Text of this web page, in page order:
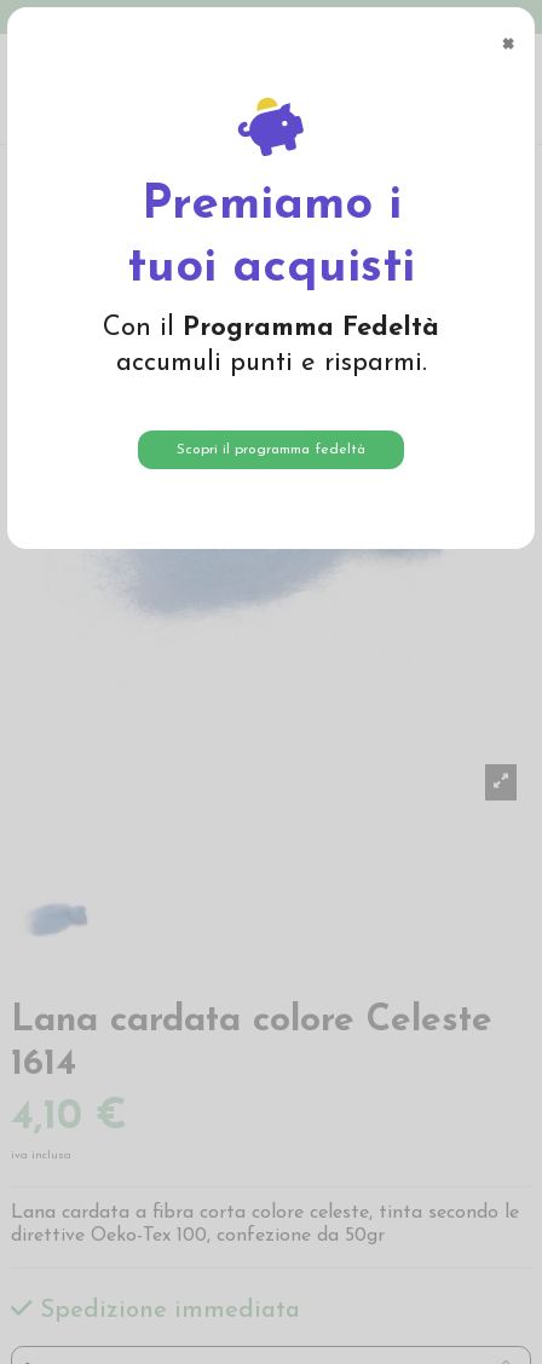
×
Premiamo i
tuoi acquisti
Con il Programma Fedeltà
accumuli punti e risparmi.
Scopri il programma fedeltà
Lana cardata colore Celeste 1614
Lana cardata colore Celeste
1614
4,10 €
iva inclusa
Lana cardata a fibra corta colore celeste, tinta secondo le
direttive Oeko-Tex 100, confezione da 50gr
Spedizione immediata